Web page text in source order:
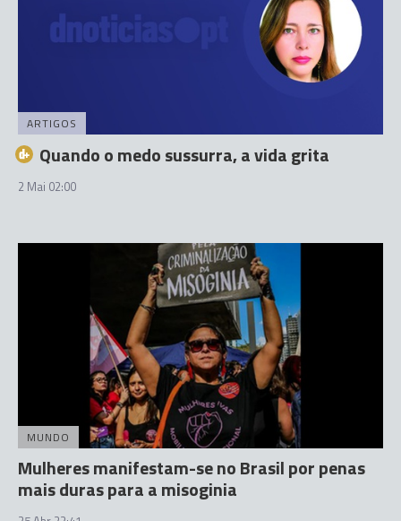
ARTIGOS
Quando o medo sussurra, a vida grita
2 Mai 02:00
MUNDO
Mulheres manifestam-se no Brasil por penas
mais duras para a misoginia